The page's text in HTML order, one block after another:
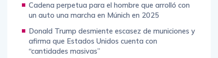
Cadena perpetua para el hombre que arrolló con
un auto una marcha en Múnich en 2025
Donald Trump desmiente escasez de municiones y
afirma que Estados Unidos cuenta con
“cantidades masivas”